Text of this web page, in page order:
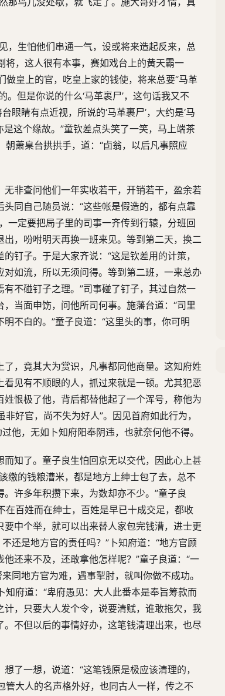
，生怕他们串通一气，设或将来造起反来，总
将，这人很有本事，赛如戏台上的黄天霸一
做皇上的官，吃皇上家的钱使，将来总要“马革
但是你说的什么‘马革裹尸’，这句话我又不
睛有点近视，所说的‘马革裹尸’，大约是‘马
是这个缘故。”童钦差点头笑了一笑，马上端茶
朝萧臬台拱拱手，道：“卣翁，以后凡事照应
非查问他们一年实收若干，开销若干，盈余若
同自己随员说：“这些帐是假造的，都有点靠
一定要把局子里的司事一齐传到行辕，分班回
，吩咐明天再换一班来见。等到第二天，换二
钉子。于是大家齐说：“这是钦差用的计策，
如流，所以无须问得。等到第二班，一来总办
不碰钉子之理。”司事碰了钉子，其过自然一
当面申饬，问他所司何事。施藩台道：“司里
不白的。”童子良道：“这里头的事，你可明
，竟其大为赏识，凡事都同他商量。这知府姓
见有不顺眼的人，抓过来就是一顿。尤其犯恶
恨极了他，背后都替他起了一个浑号，称他为
好官，尚不失为好人”。因见首府如此行为，
他，无如卜知府阳奉阴违，也就奈何他不得。
知了。童子良生怕回京无以交代，因此心上甚
缴的钱粮漕米，都是地方上绅士包了去，总不
许多年积攒下来，为数却亦不少。”童子良
在百姓而在绅士，百姓是早已十成交足，都收
中个举，就可以出来替人家包完钱漕，进士更
还是地方官的责任吗？”卜知府道：“地方官顾
还来不及，还敢拿他怎样呢？”童子良道：“一
同地方官为难，遇事掣肘，就叫你做不成功。
知府道：“卑府愚见：大人此番本是奉旨筹款而
，只要大人发个令，说要清赋，谁敢拖欠，我
不但以后的事情好办，这笔钱清理出来，也尽
了一想，说道：“这笔钱原是极应该清理的，
管大人的名声格外好，也同古人一样，传之不